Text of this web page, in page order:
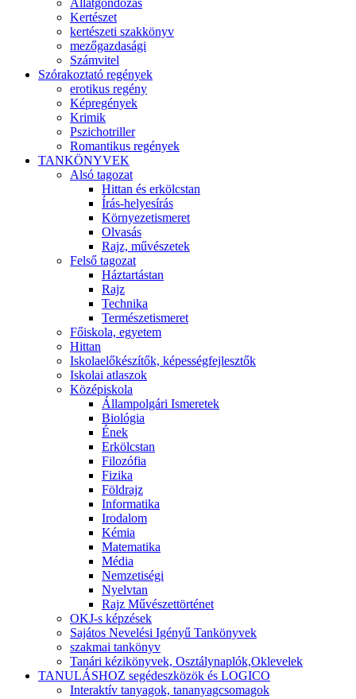
Állatgondozás
Kertészet
kertészeti szakkönyv
mezőgazdasági
Számvitel
Szórakoztató regények
erotikus regény
Képregények
Krimik
Pszichotriller
Romantikus regények
TANKÖNYVEK
Alsó tagozat
Hittan és erkölcstan
Írás-helyesírás
Környezetismeret
Olvasás
Rajz, művészetek
Felső tagozat
Háztartástan
Rajz
Technika
Természetismeret
Főiskola, egyetem
Hittan
Iskolaelőkészítők, képességfejlesztők
Iskolai atlaszok
Középiskola
Állampolgári Ismeretek
Biológia
Ének
Erkölcstan
Filozófia
Fizika
Földrajz
Informatika
Irodalom
Kémia
Matematika
Média
Nemzetiségi
Nyelvtan
Rajz Művészettörténet
OKJ-s képzések
Sajátos Nevelési Igényű Tankönyvek
szakmai tankönyv
Tanári kézikönyvek, Osztálynaplók,Oklevelek
TANULÁSHOZ segédeszközök és LOGICO
Interaktív tanyagok, tananyagcsomagok